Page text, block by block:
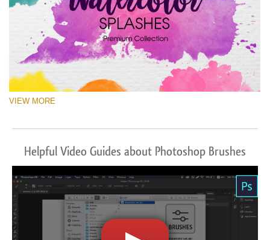
VIEW MORE
Helpful Video Guides about Photoshop Brushes